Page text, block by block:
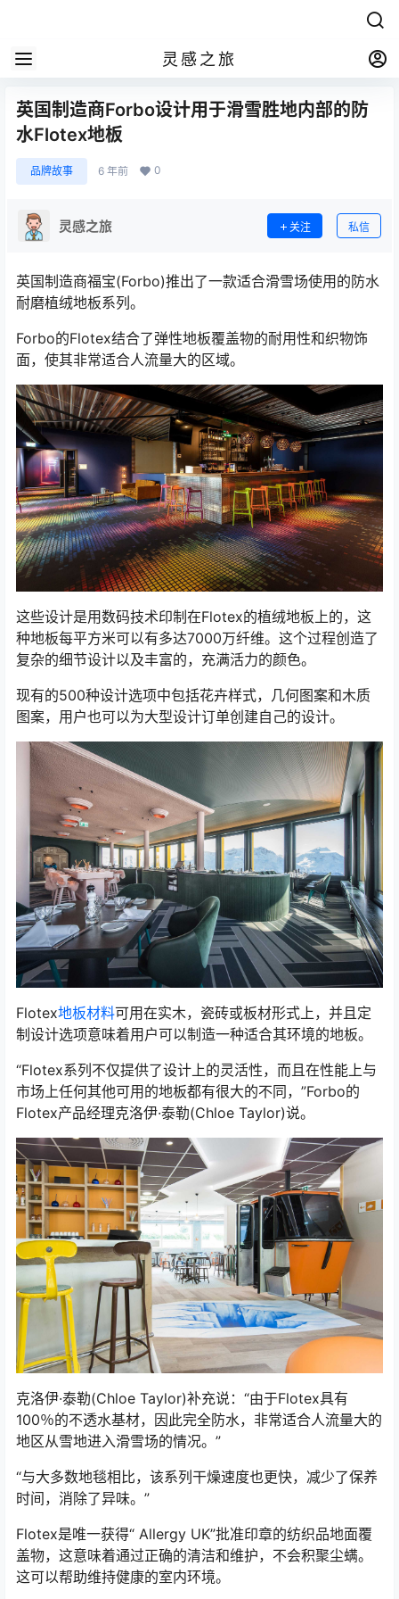
灵感之旅
英国制造商Forbo设计用于滑雪胜地内部的防
水Flotex地板
品牌故事 6 年前 0
灵感之旅 关注 私信
英国制造商福宝(Forbo)推出了一款适合滑雪场使用的防水
耐磨植绒地板系列。
Forbo的Flotex结合了弹性地板覆盖物的耐用性和织物饰
面，使其非常适合人流量大的区域。
这些设计是用数码技术印制在Flotex的植绒地板上的，这
种地板每平方米可以有多达7000万纤维。这个过程创造了
复杂的细节设计以及丰富的，充满活力的颜色。
现有的500种设计选项中包括花卉样式，几何图案和木质
图案，用户也可以为大型设计订单创建自己的设计。
Flotex地板材料可用在实木，瓷砖或板材形式上，并且定
制设计选项意味着用户可以制造一种适合其环境的地板。
“Flotex系列不仅提供了设计上的灵活性，而且在性能上与
市场上任何其他可用的地板都有很大的不同，”Forbo的
Flotex产品经理克洛伊·泰勒(Chloe Taylor)说。
克洛伊·泰勒(Chloe Taylor)补充说：“由于Flotex具有
100％的不透水基材，因此完全防水，非常适合人流量大的
地区从雪地进入滑雪场的情况。”
“与大多数地毯相比，该系列干燥速度也更快，减少了保养
时间，消除了异味。”
Flotex是唯一获得“ Allergy UK”批准印章的纺织品地面覆
盖物，这意味着通过正确的清洁和维护，不会积聚尘螨。
这可以帮助维持健康的室内环境。